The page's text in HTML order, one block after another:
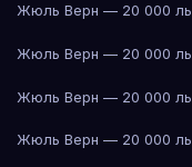
Жюль Верн — 20 000
Жюль Верн — 20 000
Жюль Верн — 20 000
Жюль Верн — 20 000